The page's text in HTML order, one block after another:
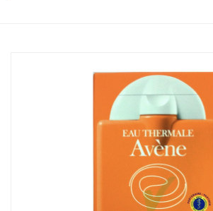
Molto Alta 30 ml